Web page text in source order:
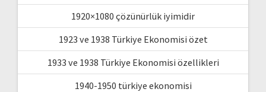
1920×1080 çözünürlük iyimidir
1923 ve 1938 Türkiye Ekonomisi özet
1933 ve 1938 Türkiye Ekonomisi özellikleri
1940-1950 türkiye ekonomisi